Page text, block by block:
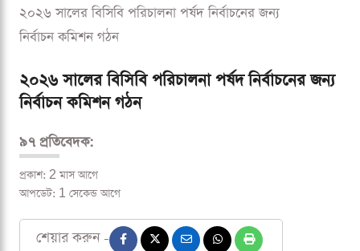
২০২৬ সালের বিসিবি পরিচালনা পর্ষদ নির্বাচনের জন্য
নির্বাচন কমিশন গঠন
২০২৬ সালের বিসিবি পরিচালনা পর্ষদ নির্বাচনের জন্য
নির্বাচন কমিশন গঠন
৯৭ প্রতিবেদক:
প্রকাশ: 2 মাস আগে
আপডেট: 1 সেকেন্ড আগে
শেয়ার করুন -